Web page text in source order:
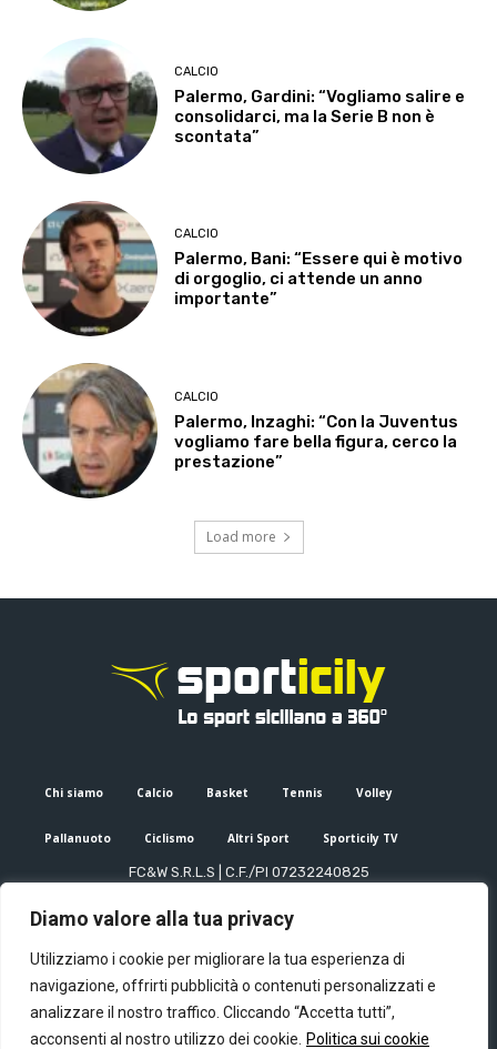
Diamo valore alla tua privacy
Utilizziamo i cookie per migliorare la tua esperienza di
navigazione, offrirti pubblicità o contenuti personalizzati e
analizzare il nostro traffico. Cliccando “Accetta tutti”,
acconsenti al nostro utilizzo dei cookie.
Politica sui cookie
CALCIO
Palermo, Gardini: “Vogliamo salire e
consolidarci, ma la Serie B non è
scontata”
CALCIO
Palermo, Bani: “Essere qui è motivo
di orgoglio, ci attende un anno
importante”
CALCIO
Palermo, Inzaghi: “Con la Juventus
vogliamo fare bella figura, cerco la
prestazione”
Load more
Chi siamo Calcio Basket Tennis Volley
Pallanuoto Ciclismo Altri Sport Sporticily TV
FC&W S.R.L.S | C.F./PI 07232240825
Editore e direttore responsabile: Francesco Cammuca | Registro
Mail: info@sporticily.it| Telefono:+39 371 788 7216